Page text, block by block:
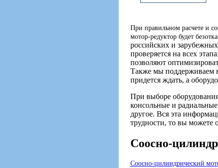
При правильном расчете и
мотор-редуктор будет
российских и
проверяется на всех
позволяют
Также мы поддерживаем
придется ждать, а
При выборе
консольные и
другое. Вся эта
трудности, то вы можете
Соосно-
Соосно-цилиндрический